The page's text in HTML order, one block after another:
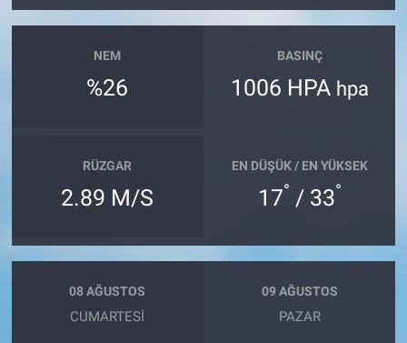
NEM
%26
BASINÇ
1006 HPA hpa
RÜZGAR
2.89 M/S
EN DÜŞÜK / EN YÜKSEK
17° / 33°
08 AĞUSTOS
CUMARTESI
09 AĞUSTOS
PAZAR